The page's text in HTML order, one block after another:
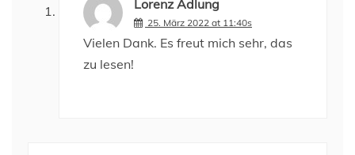
Lorenz Adlung
25. März 2022 at 11:40s
Vielen Dank. Es freut mich sehr, das
zu lesen!